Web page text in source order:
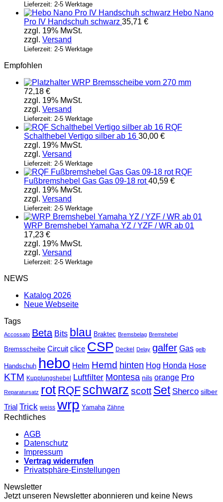
Lieferzeit: 2-5 Werktage
Hebo Nano
Pro IV Handschuh schwarz 35,71 €
zzgl. 19% MwSt.
zzgl. Versand
Lieferzeit: 2-5 Werktage
Empfohlen
WRP Bremsscheibe vorn 270 mm
72,18 €
zzgl. 19% MwSt.
zzgl. Versand
Lieferzeit: 2-5 Werktage
RQF
Schalthebel Vertigo silber ab 16 30,00 €
zzgl. 19% MwSt.
zzgl. Versand
Lieferzeit: 2-5 Werktage
RQF
Fußbremshebel Gas Gas 09-18 rot 40,59 €
zzgl. 19% MwSt.
zzgl. Versand
Lieferzeit: 2-5 Werktage
WRP Bremshebel Yamaha YZ / YZF / WR ab 01
17,23 €
zzgl. 19% MwSt.
zzgl. Versand
Lieferzeit: 2-5 Werktage
NEWS
Katalog 2026
Neue Webseite
Tags
Accossato Beta Bits blau Braktec Bremsbelag Bremshebel
Bremsscheibe Circuit clice CSP Deckel Delay galfer Gas gelb
Handschuh hebo Helm Hemd hinten Hog Honda Hose
KTM Kupplungshebel Luftfilter Montesa nils orange Pro
Reparatursatz rot RQF schwarz scott Set Sherco silber
Trial Trick weiss wrp Yamaha Zähne
Rechtliches
AGB
Datenschutz
Impressum
Vertrag widerrufen
Privatsphäre-Einstellungen
Newsletter
Jetzt unseren Newsletter abonnieren und keine News